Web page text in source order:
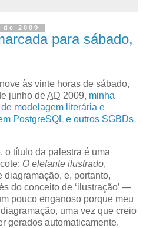
2009
para sábado,
às vinte horas de sábado,
junho deAD 2009, minha
modelagem literária e
PostgreSQL e outros SGBDs
o título da palestra é uma
O elefante ilustrado,
diagramação, e, portanto,
do conceito de ‘ilustração’ —
pouco enganoso porque meu
uma vez que creio
gerados automaticamente.